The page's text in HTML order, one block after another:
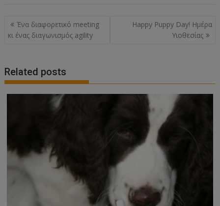
Post
navigation
Ένα διαφορετικό meeting
κι ένας διαγωνισμός agility
Happy Puppy Day! Ημέρα
Υιοθεσίας
Related posts